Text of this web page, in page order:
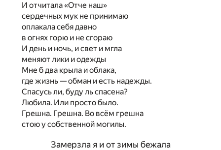
И отчитала «Отче наш»
сердечных мук не принимаю
оплакала себя давно
в огнях горю и не сгораю
И день и ночь, и свет и мгла
меняют лики и одежды
Мне б два крыла и облака,
где жизнь — обман и есть надежды.
Спасусь ли, буду ль спасена?
Любила. Или просто было.
Грешна. Грешна. Во всём грешна
стою у собственной могилы.
Замерзла я и от зимы бежала